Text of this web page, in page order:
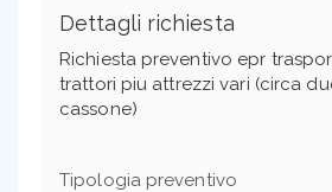
Dettagli richiesta
Richiesta preventivo epr
trattori piu attrezzi vari (circa
cassone)
Tipologia preventivo